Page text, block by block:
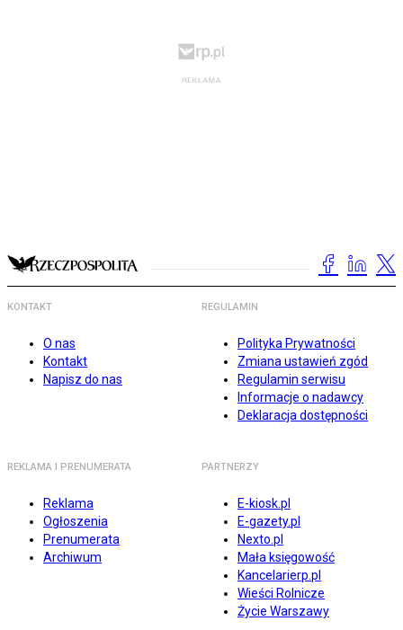
KONTAKT
O nas
Kontakt
Napisz do nas
REGULAMIN
Polityka Prywatności
Zmiana ustawień zgód
Regulamin serwisu
Informacje o nadawcy
Deklaracja dostępności
REKLAMA I PRENUMERATA
Reklama
Ogłoszenia
Prenumerata
Archiwum
PARTNERZY
E-kiosk.pl
E-gazety.pl
Nexto.pl
Mała księgowość
Kancelarierp.pl
Wieści Rolnicze
Życie Warszawy